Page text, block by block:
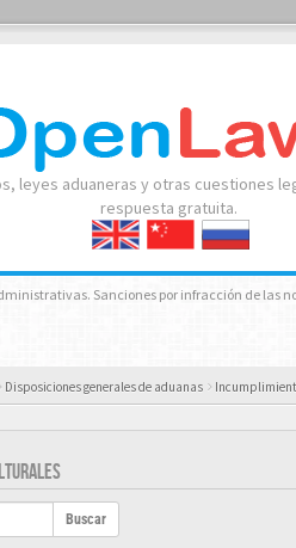
leyes aduaneras y otras cuestiones
respuesta gratuita.
Sanciones por infracción de las
Disposiciones generales de aduanas
Buscar